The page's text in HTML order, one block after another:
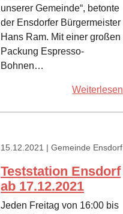
unserer Gemeinde“, betonte
der Ensdorfer Bürgermeister
Hans Ram. Mit einer großen
Packung Espresso-
Bohnen…
Weiterlesen
15.12.2021 | Gemeinde Ensdorf
Teststation Ensdorf
ab 17.12.2021
Jeden Freitag von 16:00 bis